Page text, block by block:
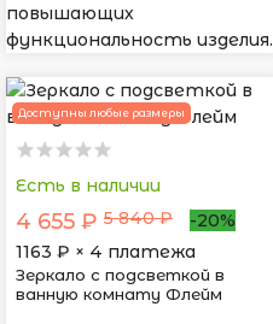
повышающих
функциональность изделия.
Доступны любые размеры
Есть в наличии
4 655 ₽ 5 840 ₽
-20%
1163 ₽ × 4 платежа
Зеркало с подсветкой в
ванную комнату Флейм